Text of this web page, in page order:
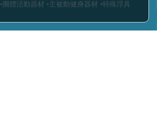
•團體活動器材 •主被動健身器材 •特殊浮具